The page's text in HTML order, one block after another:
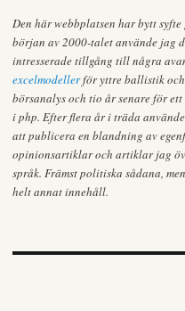
Den här webbplatsen har bytt syfte
början av 2000-talet använde jag
intresserade tillgång till några
excelmodellerför yttre ballistik
börsanalys och tio år senare för
i php. Efter flera år i träda
att publicera en blandning av
opinionsartiklar och artiklar jag
språk. Främst politiska sådana,
helt annat innehåll.